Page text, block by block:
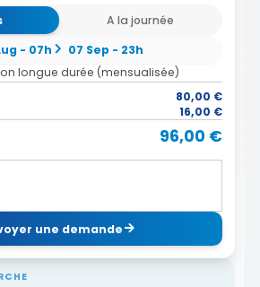
A la journée
- 07h
07 Sep - 23h
longue durée (mensualisée)
80,00 €
16,00 €
96,00 €
une demande